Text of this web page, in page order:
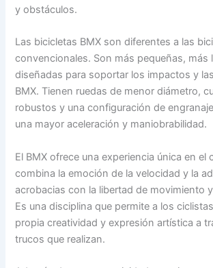
y obstáculos.
Las bicicletas BMX son diferentes a las
convencionales. Son más pequeñas, más
diseñadas para soportar los impactos y
BMX. Tienen ruedas de menor diámetro,
robustos y una configuración de
una mayor aceleración y maniobrabilidad.
El BMX ofrece una experiencia única en el
combina la emoción de la velocidad y la
acrobacias con la libertad de movimiento
Es una disciplina que permite a los
propia creatividad y expresión artística a
trucos que realizan.